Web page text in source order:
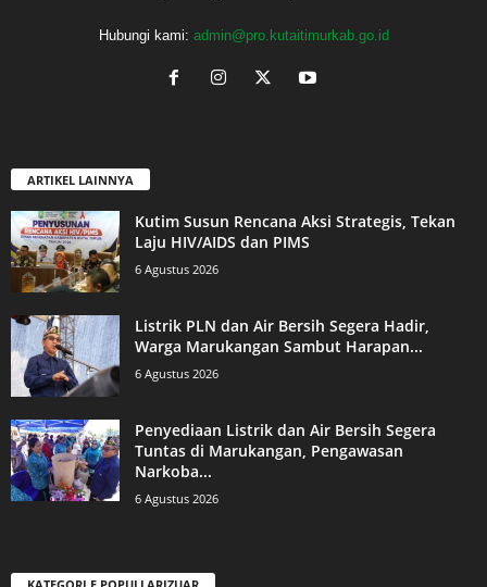
Hubungi kami: admin@pro.kutaitimurkab.go.id
ARTIKEL LAINNYA
Kutim Susun Rencana Aksi Strategis, Tekan
Laju HIV/AIDS dan PIMS
6 Agustus 2026
Listrik PLN dan Air Bersih Segera Hadir,
Warga Marukangan Sambut Harapan...
6 Agustus 2026
Penyediaan Listrik dan Air Bersih Segera
Tuntas di Marukangan, Pengawasan
Narkoba...
6 Agustus 2026